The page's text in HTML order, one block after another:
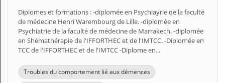
Diplomes et formations : -diplomée en Psychiayrie de la faculté
de médecine Henri Warembourg de Lille. -diplomée en
Psychiatrie de la faculté de médecine de Marrakech. -diplomée
en Shémathérapie de l'IFFORTHEC et de l'IMTCC. -Diplomée en
TCC de l'IFFORTHEC et de l'IMTCC -Diplome en...
Troubles du comportement lié aux démences